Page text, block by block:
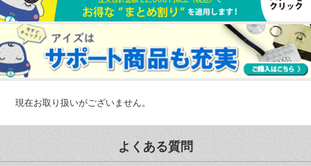
現在お取り扱いがございません。
よくある質問